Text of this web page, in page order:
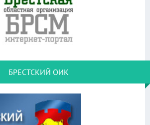
БРЕСТСКИЙ ОИК